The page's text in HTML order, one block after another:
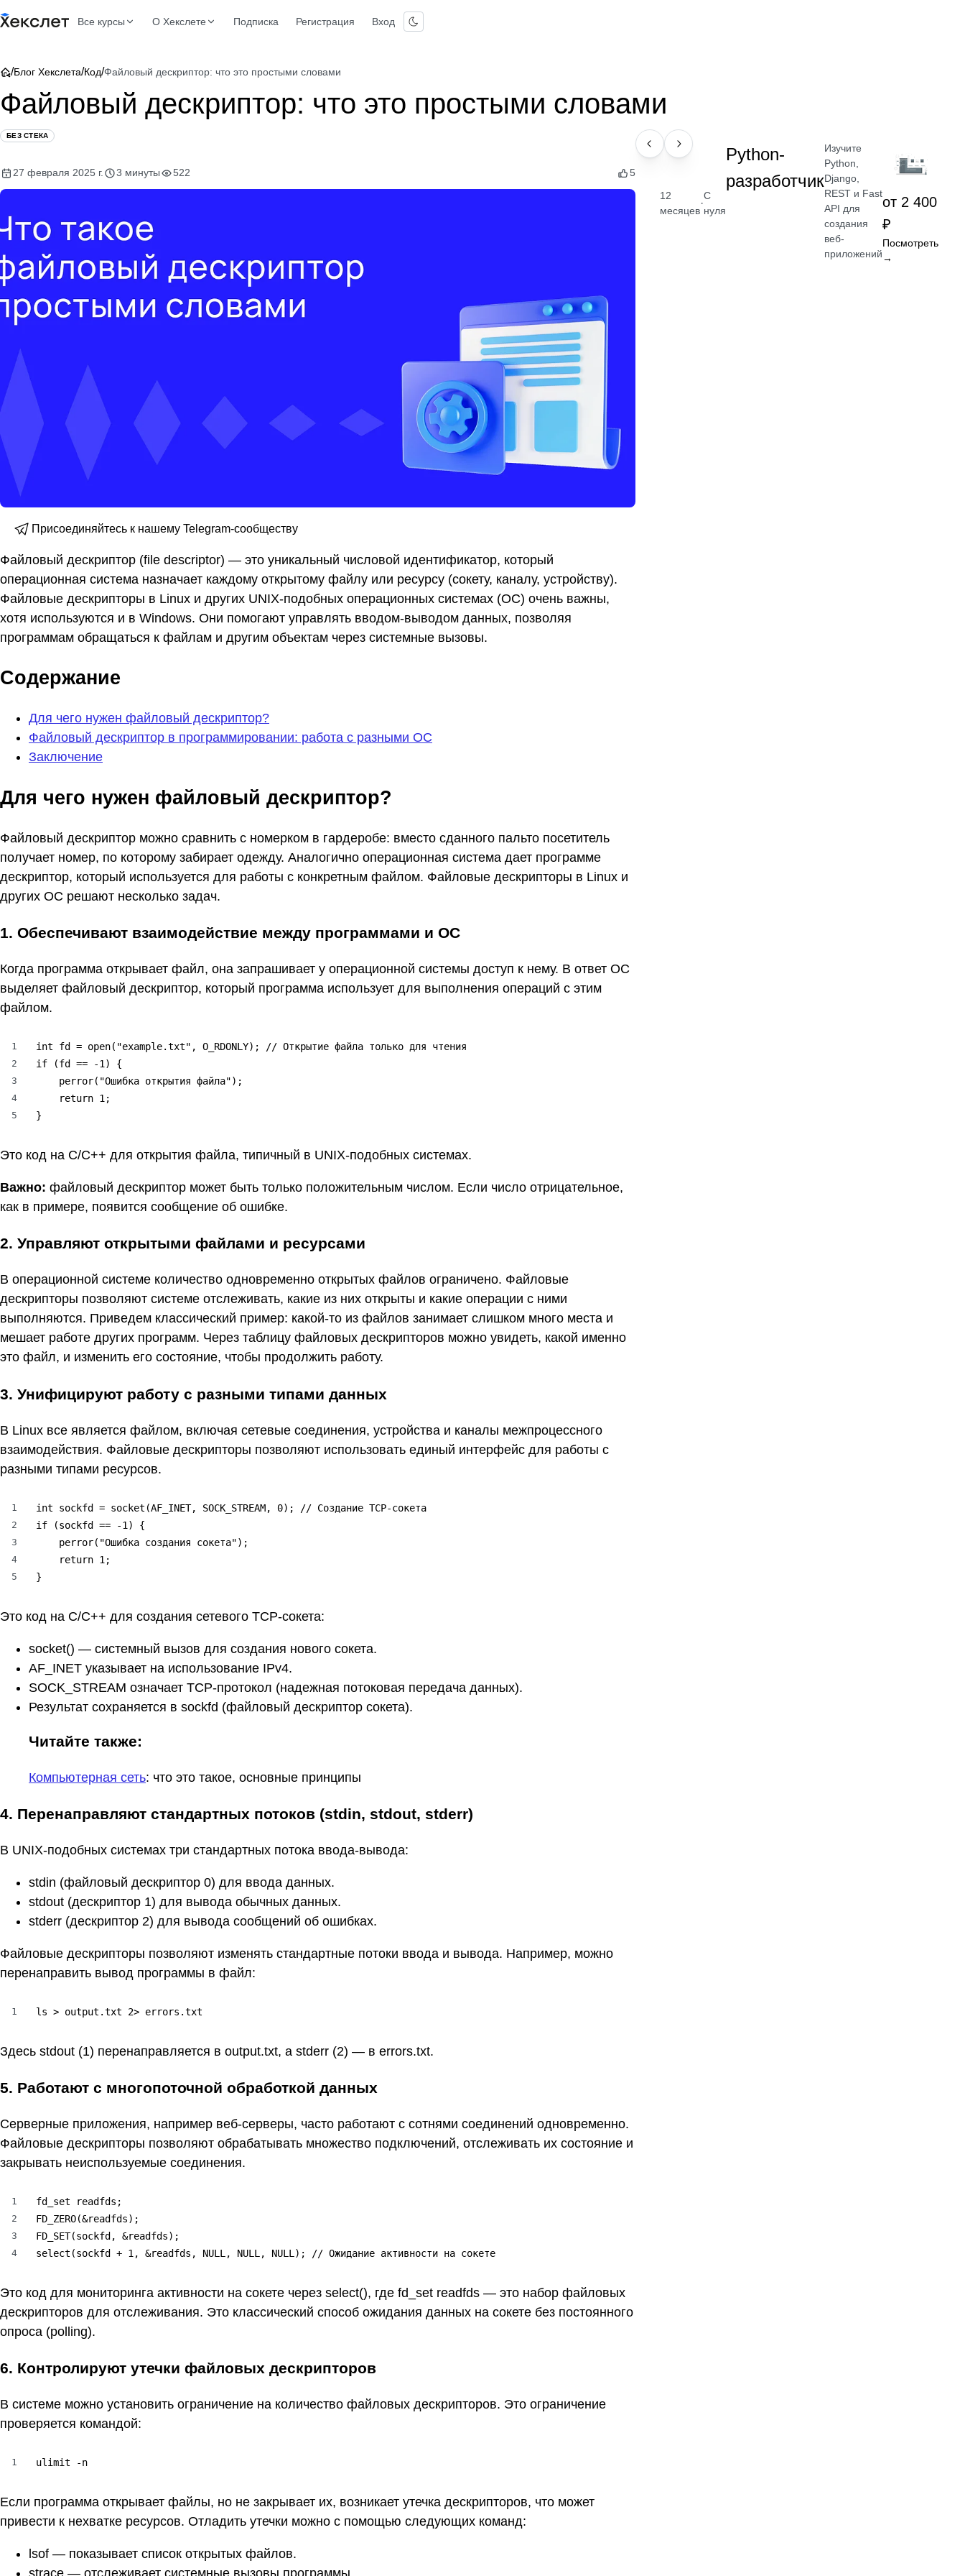
Все курсы О Хекслете Подписка Регистрация Вход
/Блог Хекслета/Код/Файловый дескриптор: что это простыми словами
Файловый дескриптор: что это простыми словами
БЕЗ СТЕКА
27 февраля 2025 г. 3 минуты 522 5
Присоединяйтесь к нашему Telegram-сообществу
Файловый дескриптор (file descriptor) — это уникальный числовой идентификатор, который
операционная система назначает каждому открытому файлу или ресурсу (сокету, каналу, устройству).
Файловые дескрипторы в Linux и других UNIX-подобных операционных системах (ОС) очень важны,
хотя используются и в Windows. Они помогают управлять вводом-выводом данных, позволяя
программам обращаться к файлам и другим объектам через системные вызовы.
Содержание
Для чего нужен файловый дескриптор?
Файловый дескриптор в программировании: работа с разными ОС
Заключение
Для чего нужен файловый дескриптор?
Файловый дескриптор можно сравнить с номерком в гардеробе: вместо сданного пальто посетитель
получает номер, по которому забирает одежду. Аналогично операционная система дает программе
дескриптор, который используется для работы с конкретным файлом. Файловые дескрипторы в Linux и
других ОС решают несколько задач.
1. Обеспечивают взаимодействие между программами и ОС
Когда программа открывает файл, она запрашивает у операционной системы доступ к нему. В ответ ОС
выделяет файловый дескриптор, который программа использует для выполнения операций с этим
файлом.
1
2
3
4
5
int fd = open("example.txt", O_RDONLY); // Открытие файла только для чтения
if (fd == -1) {
    perror("Ошибка открытия файла");
    return 1;
}
Это код на C/C++ для открытия файла, типичный в UNIX-подобных системах.
Важно: файловый дескриптор может быть только положительным числом. Если число отрицательное,
как в примере, появится сообщение об ошибке.
2. Управляют открытыми файлами и ресурсами
В операционной системе количество одновременно открытых файлов ограничено. Файловые
дескрипторы позволяют системе отслеживать, какие из них открыты и какие операции с ними
выполняются. Приведем классический пример: какой-то из файлов занимает слишком много места и
мешает работе других программ. Через таблицу файловых дескрипторов можно увидеть, какой именно
это файл, и изменить его состояние, чтобы продолжить работу.
3. Унифицируют работу с разными типами данных
В Linux все является файлом, включая сетевые соединения, устройства и каналы межпроцессного
взаимодействия. Файловые дескрипторы позволяют использовать единый интерфейс для работы с
разными типами ресурсов.
1
2
3
4
5
int sockfd = socket(AF_INET, SOCK_STREAM, 0); // Создание TCP-сокета
if (sockfd == -1) {
    perror("Ошибка создания сокета");
    return 1;
}
Это код на C/C++ для создания сетевого TCP-сокета:
socket() — системный вызов для создания нового сокета.
AF_INET указывает на использование IPv4.
SOCK_STREAM означает TCP-протокол (надежная потоковая передача данных).
Результат сохраняется в sockfd (файловый дескриптор сокета).
Читайте также:
Компьютерная сеть: что это такое, основные принципы
4. Перенаправляют стандартных потоков (stdin, stdout, stderr)
В UNIX-подобных системах три стандартных потока ввода-вывода:
stdin (файловый дескриптор 0) для ввода данных.
stdout (дескриптор 1) для вывода обычных данных.
stderr (дескриптор 2) для вывода сообщений об ошибках.
Файловые дескрипторы позволяют изменять стандартные потоки ввода и вывода. Например, можно
перенаправить вывод программы в файл:
1 ls > output.txt 2> errors.txt
Здесь stdout (1) перенаправляется в output.txt, а stderr (2) — в errors.txt.
5. Работают с многопоточной обработкой данных
Серверные приложения, например веб-серверы, часто работают с сотнями соединений одновременно.
Файловые дескрипторы позволяют обрабатывать множество подключений, отслеживать их состояние и
закрывать неиспользуемые соединения.
1
2
3
4
fd_set readfds;
FD_ZERO(&readfds);
FD_SET(sockfd, &readfds);
select(sockfd + 1, &readfds, NULL, NULL, NULL); // Ожидание активности на сокете
Это код для мониторинга активности на сокете через select(), где fd_set readfds — это набор файловых
дескрипторов для отслеживания. Это классический способ ожидания данных на сокете без постоянного
опроса (polling).
6. Контролируют утечки файловых дескрипторов
В системе можно установить ограничение на количество файловых дескрипторов. Это ограничение
проверяется командой:
1 ulimit -n
Если программа открывает файлы, но не закрывает их, возникает утечка дескрипторов, что может
привести к нехватке ресурсов. Отладить утечки можно с помощью следующих команд:
lsof — показывает список открытых файлов.
strace — отслеживает системные вызовы программы.
ПРОФЕССИЯ
12
месяцев
·
С
нуля
Python-
разработчик
Изучите
Python,
Django,
REST и Fast
API для
создания
веб-
приложений
от 2 400
₽
Посмотреть
→